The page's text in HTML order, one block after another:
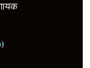
)